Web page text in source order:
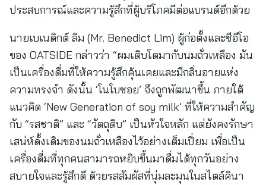
ประสบการณ์และความรู้สึกที่ผู้บริโภคมีต่อแบรนด์อีกด้วย
นายเบเนดิกต์ ลิม (Mr. Benedict Lim) ผู้ก่อตั้งและซีอีโอ
ของ OATSIDE กล่าวว่า “ผมเติบโตมากับนมถั่วเหลือง มัน
เป็นเครื่องดื่มที่ให้ความรู้สึกคุ้นเคยและมีกลิ่นอายแห่ง
ความทรงจำ ดังนั้น ‘โนโบซอย’ จึงถูกพัฒนาขึ้น ภายใต้
แนวคิด ‘New Generation of soy milk’ ที่ให้ความสำคัญ
กับ “รสชาติ” และ “วัตถุดิบ” เป็นหัวใจหลัก แต่ยังคงรักษา
เสน่ห์ดั้งเดิมของนมถั่วเหลืองไว้อย่างเต็มเปี่ยม เพื่อเป็น
เครื่องดื่มที่ทุกคนสามารถหยิบขึ้นมาดื่มได้ทุกวันอย่าง
สบายใจและรู้สึกดี ด้วยรสสัมผัสที่นุ่มละมุนในสไตล์คินา